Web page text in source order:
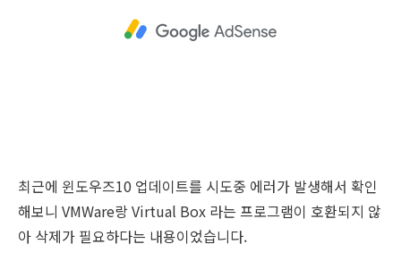
최근에 윈도우즈10 업데이트를 시도중 에러가 발생해서 확인
해보니 VMWare랑 Virtual Box 라는 프로그램이 호환되지 않
아 삭제가 필요하다는 내용이었습니다.